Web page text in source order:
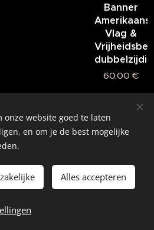
Banner
Vlag &
dubbelzijdig
60,00 €
voorbehouden
Vintage
onze website goed te laten
en om je de best mogelijke
Alles accepteren